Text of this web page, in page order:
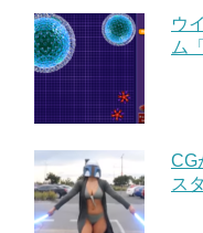
ウ
ム
CG
ス